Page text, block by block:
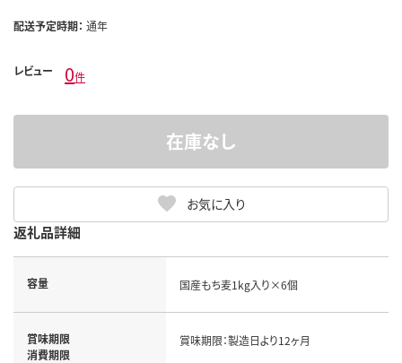
配送予定時期： 通年
レビュー 0件
お気に入り
在庫なし
返礼品詳細
容量 国産もち麦1kg入り×6個
賞味期限
消費期限
賞味期限：製造日より12ヶ月